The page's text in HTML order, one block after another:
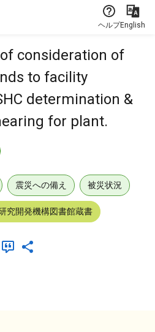
ヘルプEnglish
consideration of
to facility
determination &
for plant.
震災への備え 被災状況
究開発機構図書館蔵書